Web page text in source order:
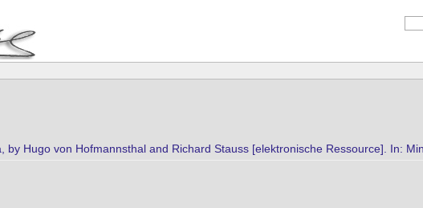
by Hugo von Hofmannsthal and Richard Stauss [elektronische Ressource]. In: